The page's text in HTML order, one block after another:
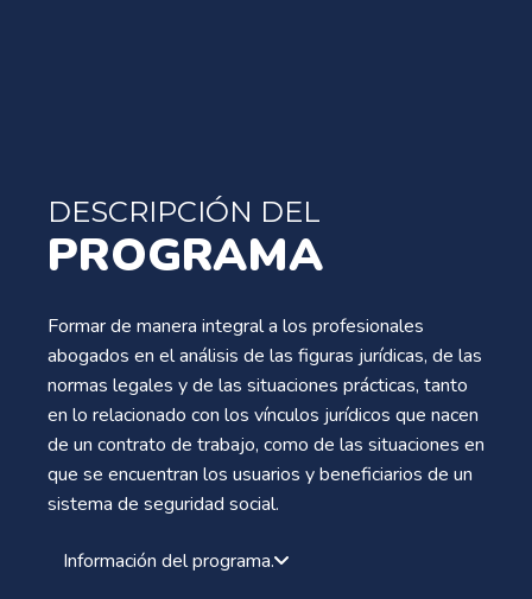
DESCRIPCIÓN DEL
PROGRAMA
Formar de manera integral a los profesionales
abogados en el análisis de las figuras jurídicas, de las
normas legales y de las situaciones prácticas, tanto
en lo relacionado con los vínculos jurídicos que nacen
de un contrato de trabajo, como de las situaciones en
que se encuentran los usuarios y beneficiarios de un
sistema de seguridad social.
Información del programa.